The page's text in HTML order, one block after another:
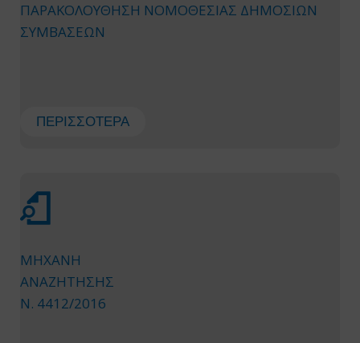
ΠΑΡΑΚΟΛΟΥΘΗΣΗ ΝΟΜΟΘΕΣΙΑΣ ΔΗΜΟΣΙΩΝ
ΣΥΜΒΑΣΕΩΝ
ΠΕΡΙΣΣΌΤΕΡΑ
ΜΗΧΑΝΗ
ΑΝΑΖΗΤΗΣΗΣ
Ν. 4412/2016